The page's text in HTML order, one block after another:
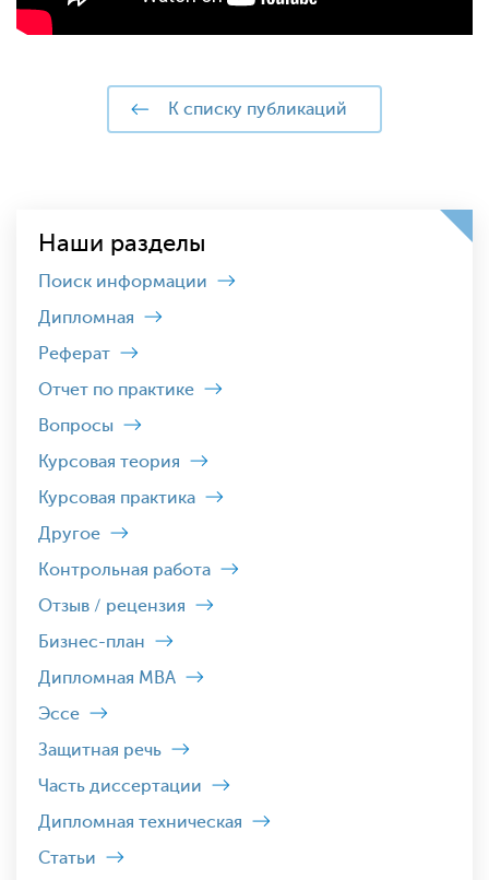
к списку публикаций
Наши разделы
Поиск информации
Дипломная
Реферат
Отчет по практике
Вопросы
Курсовая теория
Курсовая практика
Другое
Контрольная работа
Отзыв / рецензия
Бизнес-план
Дипломная MBA
Эссе
Защитная речь
Часть диссертации
Дипломная техническая
Статьи